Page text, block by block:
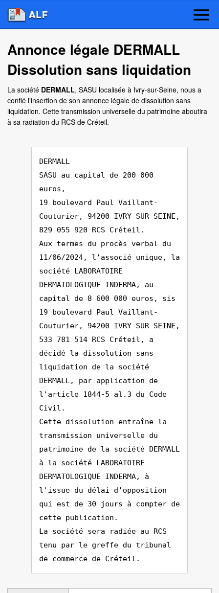
Annonce légale DERMALL
Dissolution sans liquidation
La société DERMALL, SASU localisée à Ivry-sur-Seine, nous a
confié l'insertion de son annonce légale de dissolution sans
liquidation. Cette transmission universelle du patrimoine aboutira
à sa radiation du RCS de Créteil.
DERMALL
SASU au capital de 200 000
euros,
19 boulevard Paul Vaillant-
Couturier, 94200 IVRY SUR SEINE,
829 055 920 RCS Créteil.
Aux termes du procès verbal du
11/06/2024, l'associé unique, la
société LABORATOIRE
DERMATOLOGIQUE INDERMA, au
capital de 8 600 000 euros, sis
19 boulevard Paul Vaillant-
Couturier, 94200 IVRY SUR SEINE,
533 781 514 RCS Créteil, a
décidé la dissolution sans
liquidation de la société
DERMALL, par application de
l'article 1844-5 al.3 du Code
Civil.
Cette dissolution entraîne la
transmission universelle du
patrimoine de la société DERMALL
à la société LABORATOIRE
DERMATOLOGIQUE INDERMA, à
l'issue du délai d'opposition
qui est de 30 jours à compter de
cette publication.
La société sera radiée au RCS
tenu par le greffe du tribunal
de commerce de Créteil.